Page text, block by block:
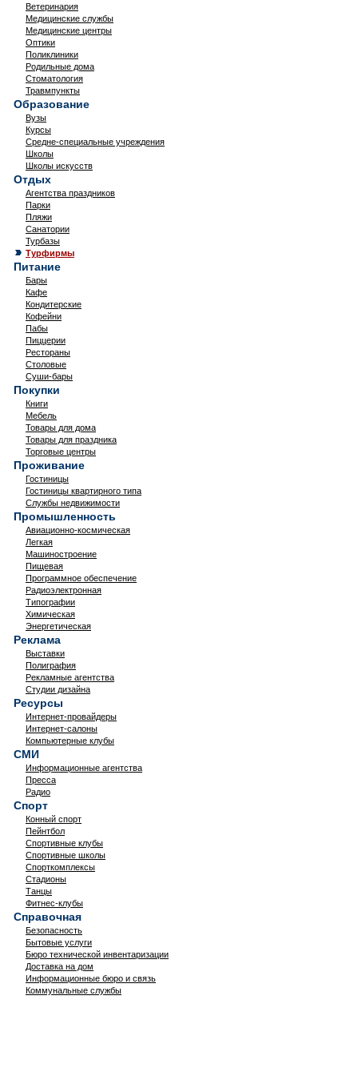
Ветеринария
Медицинские службы
Медицинские центры
Оптики
Поликлиники
Родильные дома
Стоматология
Травмпункты
Образование
Вузы
Курсы
Средне-специальные учреждения
Школы
Школы искусств
Отдых
Агентства праздников
Парки
Пляжи
Санатории
Турбазы
Турфирмы
Питание
Бары
Кафе
Кондитерские
Кофейни
Пабы
Пиццерии
Рестораны
Столовые
Суши-бары
Покупки
Книги
Мебель
Товары для дома
Товары для праздника
Торговые центры
Проживание
Гостиницы
Гостиницы квартирного типа
Службы недвижимости
Промышленность
Авиационно-космическая
Легкая
Машиностроение
Пищевая
Программное обеспечение
Радиоэлектронная
Типографии
Химическая
Энергетическая
Реклама
Выставки
Полиграфия
Рекламные агентства
Студии дизайна
Ресурсы
Интернет-провайдеры
Интернет-салоны
Компьютерные клубы
СМИ
Информационные агентства
Пресса
Радио
Спорт
Конный спорт
Пейнтбол
Спортивные клубы
Спортивные школы
Спорткомплексы
Стадионы
Танцы
Фитнес-клубы
Справочная
Безопасность
Бытовые услуги
Бюро технической инвентаризации
Доставка на дом
Информационные бюро и связь
Коммунальные службы